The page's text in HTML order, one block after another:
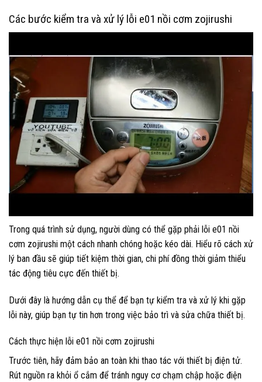
Các bước kiểm tra và xử lý lỗi e01 nồi cơm zojirushi
Trong quá trình sử dụng, người dùng có thể gặp phải lỗi e01 nồi
cơm zojirushi một cách nhanh chóng hoặc kéo dài. Hiểu rõ cách xử
lý ban đầu sẽ giúp tiết kiệm thời gian, chi phí đồng thời giảm thiểu
tác động tiêu cực đến thiết bị.
Dưới đây là hướng dẫn cụ thể để bạn tự kiểm tra và xử lý khi gặp
lỗi này, giúp bạn tự tin hơn trong việc bảo trì và sửa chữa thiết bị.
Cách thực hiện lỗi e01 nồi cơm zojirushi
Trước tiên, hãy đảm bảo an toàn khi thao tác với thiết bị điện tử.
Rút nguồn ra khỏi ổ cắm để tránh nguy cơ chạm chập hoặc điện